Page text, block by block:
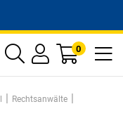
0
| Rechtsanwälte |